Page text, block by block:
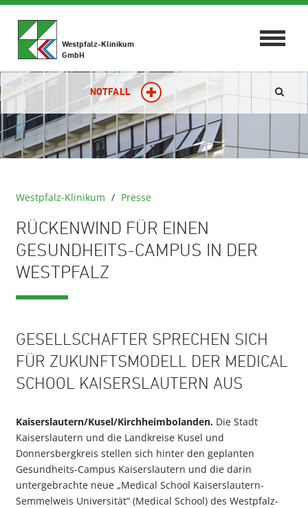
Toggle
Westpfalz-Klinikum
GmbH
NOTFALL
Westpfalz-Klinikum / Presse
RÜCKENWIND FÜR EINEN
GESUNDHEITS-CAMPUS IN DER
WESTPFALZ
GESELLSCHAFTER SPRECHEN SICH
FÜR ZUKUNFTSMODELL DER MEDICAL
SCHOOL KAISERSLAUTERN AUS
Kaiserslautern/Kusel/Kirchheimbolanden. Die Stadt
Kaiserslautern und die Landkreise Kusel und
Donnersbergkreis stellen sich hinter den geplanten
Gesundheits-Campus Kaiserslautern und die darin
untergebrachte neue „Medical School Kaiserslautern-
Semmelweis Universität“ (Medical School) des Westpfalz-